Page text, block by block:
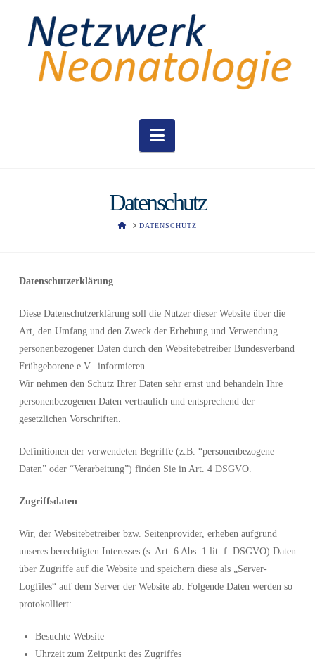
Navigation
Datenschutz
HOMEDATENSCHUTZ
Datenschutzerklärung
Diese Datenschutzerklärung soll die Nutzer dieser Website über die
Art, den Umfang und den Zweck der Erhebung und Verwendung
personenbezogener Daten durch den Websitebetreiber Bundesverband
Frühgeborene e.V.
informieren.
Wir nehmen den Schutz Ihrer Daten sehr ernst und behandeln Ihre
personenbezogenen Daten vertraulich und entsprechend der
gesetzlichen Vorschriften.
Definitionen der verwendeten Begriffe (z.B. “personenbezogene
Daten” oder “Verarbeitung”) finden Sie in Art. 4 DSGVO.
Zugriffsdaten
Wir, der Websitebetreiber bzw. Seitenprovider, erheben aufgrund
unseres berechtigten Interesses (s. Art. 6 Abs. 1 lit. f. DSGVO) Daten
über Zugriffe auf die Website und speichern diese als „Server-
Logfiles“ auf dem Server der Website ab. Folgende Daten werden so
protokolliert:
Besuchte Website
Uhrzeit zum Zeitpunkt des Zugriffes